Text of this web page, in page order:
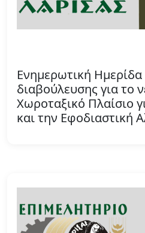
Ενημερωτική Ημερίδα
διαβούλευσης για το
Χωροταξικό Πλαίσιο
και την Εφοδιαστική